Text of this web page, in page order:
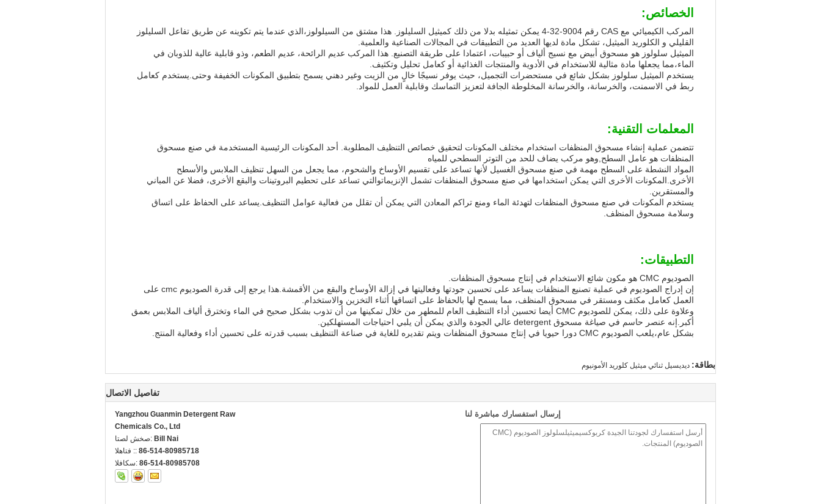
الخصائص:
المركب الكيميائي مع CAS رقم 9004-32-4 يمكن تمثيله بدلا من ذلك كميثيل السليلوز. هذا مشتق من السيلولوز،الذي عندما يتم تكوينه عن طريق تفاعل السليلوز
القليلي و الكلوريد الميثيل، تشكل مادة لديها العديد من التطبيقات في المجالات الصناعية والعلمية.
الميثيل سلولوز هو مسحوق أبيض مع نسيج ألياف أو حبيبات، اعتمادا على طريقة التصنيع. هذا المركب عديم الرائحة، عديم الطعم، وذو قابلية عالية للذوبان في
الماء،مما يجعلها مادة مثالية للاستخدام في الأدوية والمنتجات الغذائية أو كعامل تحليل وتكثيف.
يستخدم الميثيل سلولوز بشكل شائع في مستحضرات التجميل، حيث يوفر نسيجًا خالٍ من الزيت وغير دهني يسمح بتطبيق المكونات الخفيفة وحتى.يستخدم كعامل
ربط في الاسمنت، والخرسانة، والخرسانة المخلوطة الجافة لتعزيز التماسك وقابلية العمل للمواد.
المعلمات التقنية:
تتضمن عملية إنشاء مسحوق المنظفات استخدام مختلف المكونات لتحقيق خصائص التنظيف المطلوبة. أحد المكونات الرئيسية المستخدمة في صنع مسحوق
المنظفات هو عامل السطح,وهو مركب يضاف للحد من التوتر السطحي للمياه
المواد النشطة على السطح مهمة في صنع مسحوق الغسيل لأنها تساعد على تقسيم الأوساخ والشحوم، مما يجعل من السهل تنظيف الملابس والأسطح
الأخرى.المكونات الأخرى التي يمكن استخدامها في صنع مسحوق المنظفات تشمل الإنزيماتوالتي تساعد على تحطيم البروتينات والبقع الأخرى، فضلا عن المباني
والمستقرين.
يستخدم المكونات في صنع مسحوق المنظفات لتهدئة الماء ومنع تراكم المعادن التي يمكن أن تقلل من فعالية عوامل التنظيف.يساعد على الحفاظ على اتساق
وسلامة مسحوق المنظف.
التطبيقات:
الصوديوم CMC هو مكون شائع الاستخدام في إنتاج مسحوق المنظفات.
إن إدراج الصوديوم في عملية تصنيع المنظفات يساعد على تحسين جودتها وفعاليتها في إزالة الأوساخ والبقع من الأقمشة.هذا يرجع إلى قدرة الصوديوم cmc على
العمل كعامل مكثف ومستقر في مسحوق المنظف، مما يسمح لها بالحفاظ على اتساقها أثناء التخزين والاستخدام.
وعلاوة على ذلك، يمكن للصوديوم CMC أيضا تحسين أداء التنظيف العام للمطهر من خلال تمكينها من أن تذوب بشكل صحيح في الماء وتخترق ألياف الملابس بعمق
أكبر.إنه عنصر حاسم في صياغة مسحوق detergent عالي الجودة والذي يمكن أن يلبي احتياجات المستهلكين.
بشكل عام،يلعب الصوديوم CMC دورا حيويا في إنتاج مسحوق المنظفات ويتم تقديره للغاية في صناعة التنظيف بسبب قدرته على تحسين أداء وفعالية المنتج.
بطاقة: ديديسيل ثنائي ميثيل كلوريد الأمونيوم
تفاصيل الاتصال
Yangzhou Guanmin Detergent Raw
Chemicals Co., Ltd
اتصل شخص: Bill Nai
الهاتف :: 86-514-80985718
الفاكس: 86-514-80985708
إرسال استفسارك مباشرة لنا